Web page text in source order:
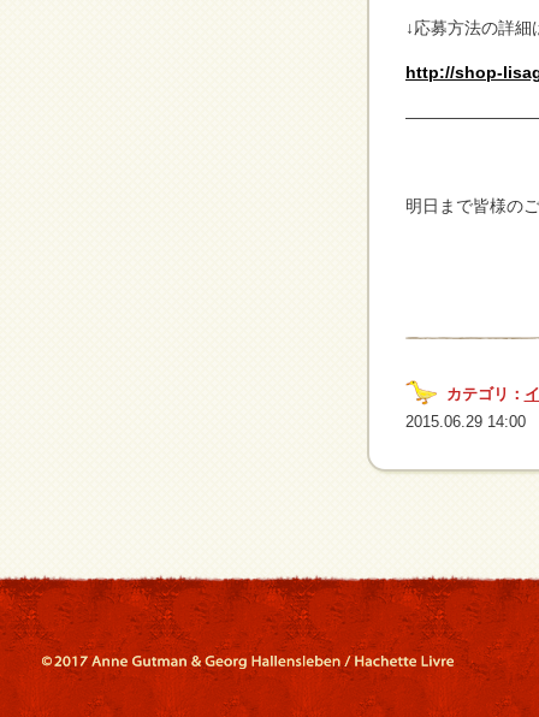
↓応募方法の詳細
http://shop-
明日まで皆様の
カテゴリ：
2015.06.29 14:00